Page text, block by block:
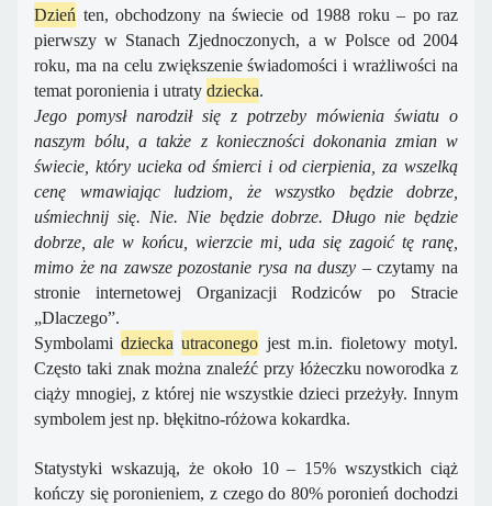
Dzień ten, obchodzony na świecie od 1988 roku – po raz
pierwszy w Stanach Zjednoczonych, a w Polsce od 2004
roku, ma na celu zwiększenie świadomości i wrażliwości na
temat poronienia i utraty dziecka.
Jego pomysł narodził się z potrzeby mówienia światu o
naszym bólu, a także z konieczności dokonania zmian w
świecie, który ucieka od śmierci i od cierpienia, za wszelką
cenę wmawiając ludziom, że wszystko będzie dobrze,
uśmiechnij się. Nie. Nie będzie dobrze. Długo nie będzie
dobrze, ale w końcu, wierzcie mi, uda się zagoić tę ranę,
mimo że na zawsze pozostanie rysa na duszy – czytamy na
stronie internetowej Organizacji Rodziców po Stracie
„Dlaczego”.
Symbolamidziecka utraconego jest m.in. fioletowy motyl.
Często taki znak można znaleźć przy łóżeczku noworodka z
ciąży mnogiej, z której nie wszystkie dzieci przeżyły. Innym
symbolem jest np. błękitno-różowa kokardka.
Statystyki wskazują, że około 10 – 15% wszystkich ciąż
kończy się poronieniem, z czego do 80% poronień dochodzi